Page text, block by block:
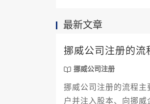
最新文章
挪威公司注册的流
挪威公司注册
挪威公司注册的流程
户并注入股本、向挪